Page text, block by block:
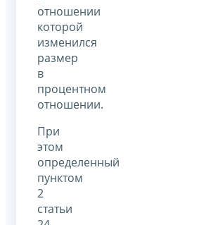
отношении
которой
изменился
размер
в
процентном
отношении.
При
этом
определенный
пунктом
2
статьи